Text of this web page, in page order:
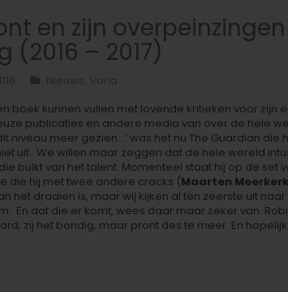
en zijn
(2016 – 2017)
Varia
boek kunnen vullen met lovende kritieken voor zijn
publicaties en andere media van over de hele
niveau meer gezien…’ was het nu The Guardian die
uit. We willen maar zeggen dat de hele wereld
bulkt van het talent. Momenteel staat hij op de set
die hij met twee andere cracks (Maarten
het draaien is, maar wij kijken al ten zeerste uit
En dat die er komt, wees daar maar zeker van.
zij het bondig, maar pront des te meer. En